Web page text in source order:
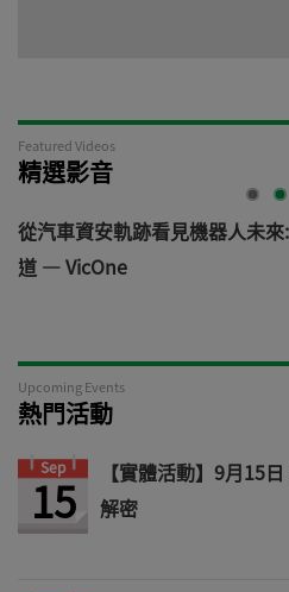
Featured Videos
精選影音
從汽車資安軌跡看見機器人未
道 — VicOne
Upcoming Events
熱門活動
Sep
15
【實體活動】9月15
解密